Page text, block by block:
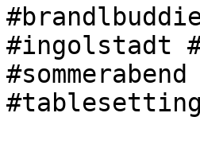
#ingolstadt